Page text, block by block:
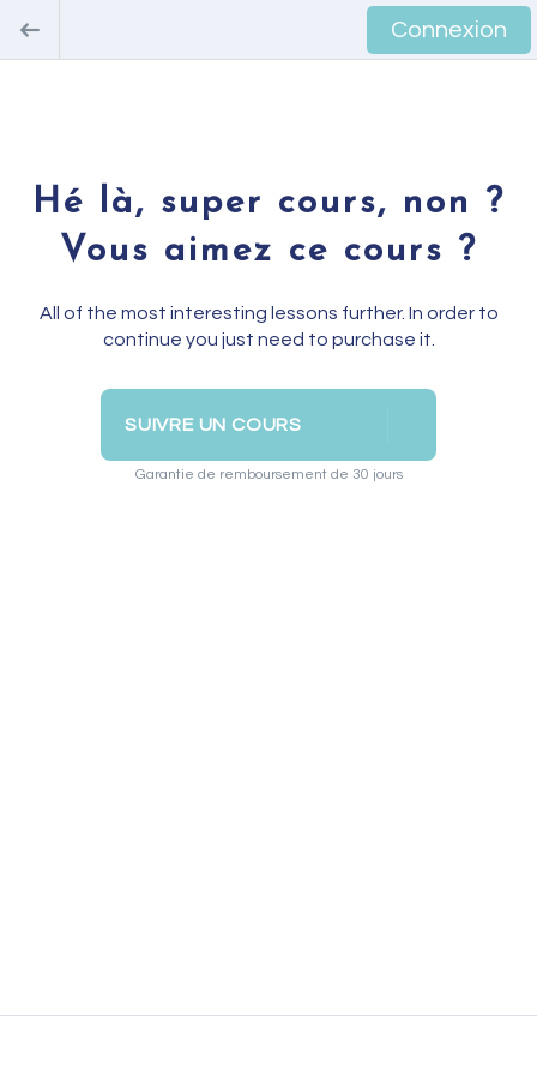
Connexion
Hé là, super cours, non ?
Vous aimez ce cours ?
All of the most interesting lessons further. In order to
continue you just need to purchase it.
SUIVRE UN COURS
Garantie de remboursement de 30 jours